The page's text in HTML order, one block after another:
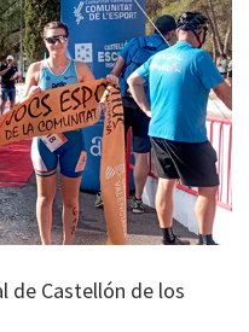
de Castellón de los